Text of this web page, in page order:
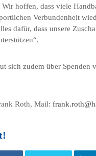
hoffen, dass viele
Verbundenheit
dafür, dass unsere
sich zudem über
Roth, Mail: